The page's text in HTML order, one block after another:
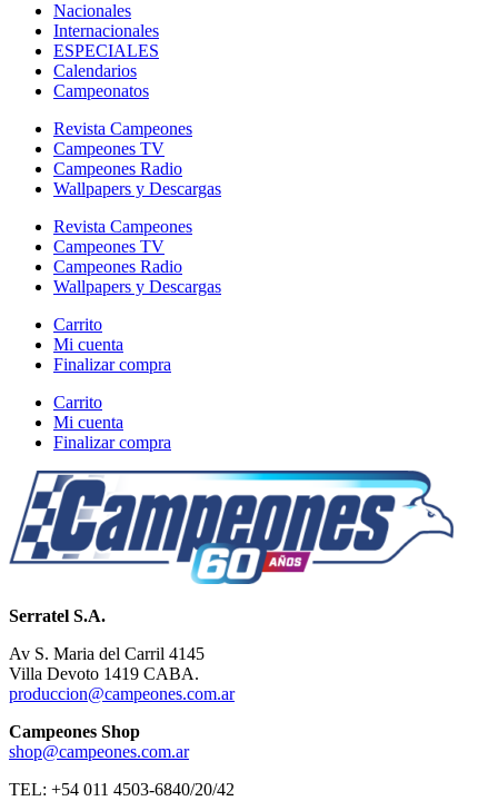
Nacionales
Internacionales
ESPECIALES
Calendarios
Campeonatos
Revista Campeones
Campeones TV
Campeones Radio
Wallpapers y Descargas
Revista Campeones
Campeones TV
Campeones Radio
Wallpapers y Descargas
Carrito
Mi cuenta
Finalizar compra
Carrito
Mi cuenta
Finalizar compra
Serratel S.A.
Av S. Maria del Carril 4145
Villa Devoto 1419 CABA.
produccion@campeones.com.ar
Campeones Shop
shop@campeones.com.ar
TEL: +54 011 4503-6840/20/42